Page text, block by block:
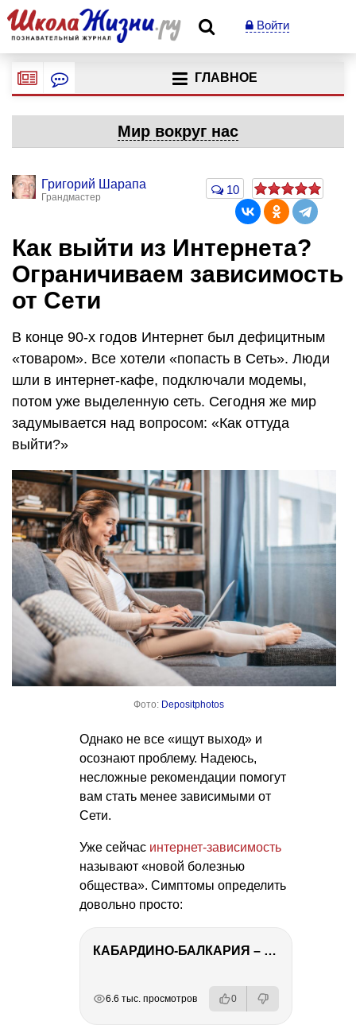
Войти
ГЛАВНОЕ
Мир вокруг нас
Григорий Шарапа
Грандмастер
10
Как выйти из Интернета?
Ограничиваем зависимость
от Сети
В конце 90-х годов Интернет был дефицитным
«товаром». Все хотели «попасть в Сеть». Люди
шли в интернет-кафе, подключали модемы,
потом уже выделенную сеть. Сегодня же мир
задумывается над вопросом: «Как оттуда
выйти?»
Фото: Depositphotos
Однако не все «ищут выход» и
осознают проблему. Надеюсь,
несложные рекомендации помогут
вам стать менее зависимыми от
Сети.
Уже сейчас интернет-зависимость
называют «новой болезнью
общества». Симптомы определить
довольно просто:
КАБАРДИНО-БАЛКАРИЯ – ПУТЕШЕСТВИЕ НА КАВКАЗ часть 3
6.6 тыс. просмотров 0